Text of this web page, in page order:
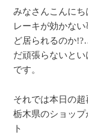
みなさんこんに
レーキが効かな
ど居られるのか
だ頑張らないと
です。
それでは本日の
栃木県のショッ
ト